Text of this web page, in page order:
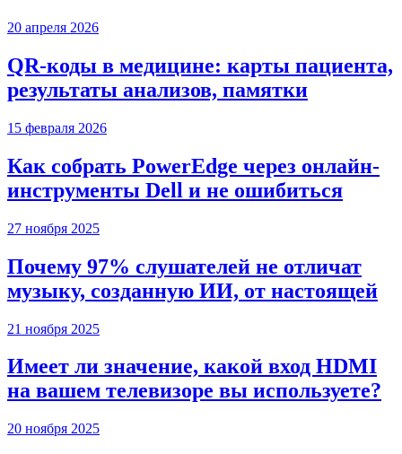
20 апреля 2026
QR-коды в медицине: карты пациента,
результаты анализов, памятки
15 февраля 2026
Как собрать PowerEdge через онлайн-
инструменты Dell и не ошибиться
27 ноября 2025
Почему 97% слушателей не отличат
музыку, созданную ИИ, от настоящей
21 ноября 2025
Имеет ли значение, какой вход HDMI
на вашем телевизоре вы используете?
20 ноября 2025